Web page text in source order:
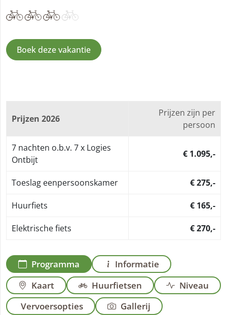
Boek deze vakantie
Prijzen 2026
Prijzen zijn per
persoon
7 nachten o.b.v. 7 x Logies
Ontbijt
€ 1.095,-
Toeslag eenpersoonskamer € 275,-
Huurfiets € 165,-
Elektrische fiets € 270,-
Programma
Informatie
Kaart
Huurfietsen
Niveau
Vervoersopties
Gallerij